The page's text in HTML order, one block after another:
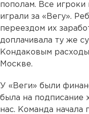
пополам. Все
играли за «Вегу».
переездом их
доплачивала ту же
Кондаковым
Москве.
У «Веги» были
была на подписание
нас. Команда начала